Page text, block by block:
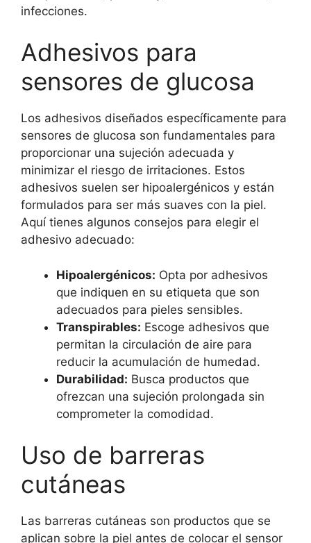
infecciones.
Adhesivos para
sensores de glucosa
Los adhesivos diseñados específicamente para
sensores de glucosa son fundamentales para
proporcionar una sujeción adecuada y
minimizar el riesgo de irritaciones. Estos
adhesivos suelen ser hipoalergénicos y están
formulados para ser más suaves con la piel.
Aquí tienes algunos consejos para elegir el
adhesivo adecuado:
Hipoalergénicos: Opta por adhesivos
que indiquen en su etiqueta que son
adecuados para pieles sensibles.
Transpirables: Escoge adhesivos que
permitan la circulación de aire para
reducir la acumulación de humedad.
Durabilidad: Busca productos que
ofrezcan una sujeción prolongada sin
comprometer la comodidad.
Uso de barreras
cutáneas
Las barreras cutáneas son productos que se
aplican sobre la piel antes de colocar el sensor